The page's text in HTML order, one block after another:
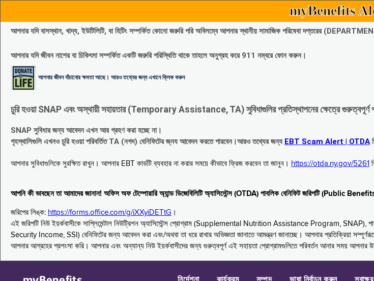
myBenefits
আপনার যদি বাসস্থান, খাদ্য, ইউটিলিটি, বা হিটিং সম্পর্কিত কোনো জরুরি পরি অবিলম্বে আপনার স্থানীয় সামাজিক পরিষেবা দপ্তরের
আপনার যদি জীবন নাশের বা চিকিৎসা সম্পর্কিত একটি জরুরি পরিস্থিতি থাকে তাহলে অনুগ্রহ করে 911 নম্বরে ফোন করুন।
আপনার জীবন বাঁচানোর ক্ষমতা আছে। আরও তথ্যের জন্য এখানে ক্লিক করুন
চুরি হওয়া SNAP এবং অস্থায়ী সহায়তার (Temporary Assistance, TA) সুবিধাগুলির প্রতিস্থাপনের ক্ষেত্রে গুরুত্বপূর্ণ
SNAP সুবিধার জন্য আবেদন এখন আর গ্রহণ করা হচ্ছে না।
গৃহস্থালিগুলি এখনও চুরি হওয়া পরিবর্তিত TA (নগদ) বেনিফিটের জ্নয আবেদন করতে পারবেন।আরও তথ্যের জন্য EBT Scam Alert | OTDA
আপনার সুবিধাগুলিকে সুরক্ষিত রাখুন। আপনার EBT কার্ডটি ব্যবহার না করার সময়ে কীভাবে ফ্রিজ করবেন তা জানুন। https://otda.ny.gov/5261
আপনি কী ভাবছেন তা আমাদের জানান! অফিস অফ টেম্পোরারি অ্যান্ড ডিজেবিলিটি অ্যাসিস্টেন্স (OTDA) পাবলিক বেনিফিট জরিপটি (Public
জরিপের লিঙ্ক: https://forms.office.com/g/iXXyiDETtG ।
এই জরিপটি নিউ ইয়র্কবাসীকে সাপ্লিমেন্টাল নিউট্রিশন অ্যাসিস্টেন্স প্রোগ্রাম (Supplemental Nutrition Assistance Program, SNAP),
Security Income, SSI) বেনিফিটের জন্য আবেদন করা এবং/অথবা তা ধরে রাখার অভিজ্ঞতা জানাতে আমন্ত্রণ জানাচ্ছে। আপনার প্রতিক্রিয়া
আপনার আগ্রহের প্রশংসা করি। আপনার এবং অন্যান্য নিউ ইয়র্কবাসীদের জন্য গুরুত্বপূর্ণ এই সহায়তা প্রোগ্রামগুলিতে পরিবর্তন আনার সময় আপনার